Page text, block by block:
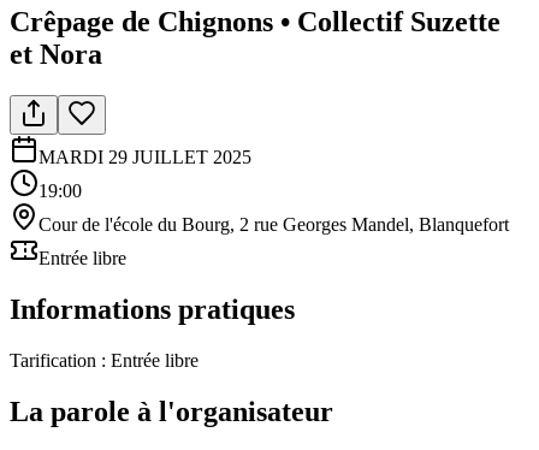
Crêpage de Chignons • Collectif Suzette
et Nora
MARDI 29 JUILLET 2025
19:00
Cour de l'école du Bourg, 2 rue Georges Mandel, Blanquefort
Entrée libre
Informations pratiques
Tarification : Entrée libre
La parole à l'organisateur